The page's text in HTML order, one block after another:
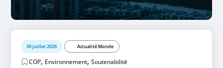
30 juillet 2026 Actualité Monde
COP, Environnement,Soutenabilité